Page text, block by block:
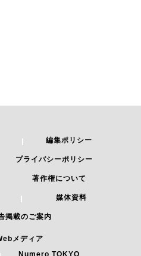
プライバシーポリシー